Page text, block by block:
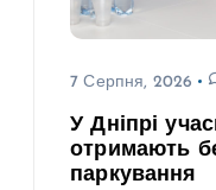
7 Серпня, 2026
У Дніпрі
отримають
паркування